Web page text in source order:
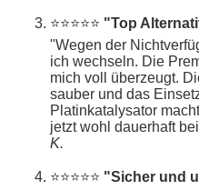
⭐⭐⭐⭐⭐ "Top
"Wegen der
ich wechseln. Die
mich voll überzeugt.
sauber und das
Platinkatalysator
jetzt wohl dauerhaft
K.
⭐⭐⭐⭐⭐ "Sicher und